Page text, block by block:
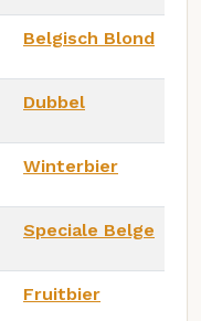
Belgisch Blond
Dubbel
Winterbier
Speciale Belge
Fruitbier